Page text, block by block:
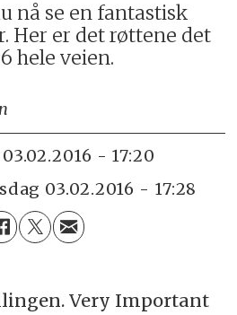
nå se en fantastisk
Her er det røttene det
hele veien.
03.02.2016 - 17:20
03.02.2016 - 17:28
Very Important